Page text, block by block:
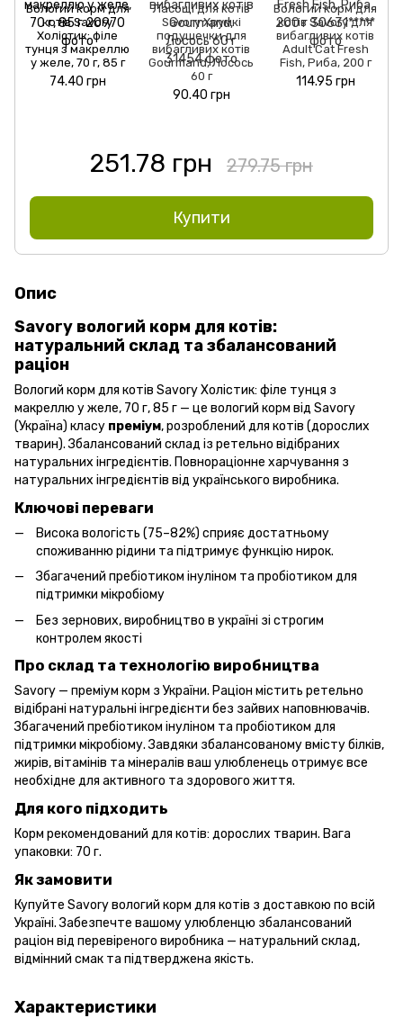
Вологий корм для
котів Savory
Холістик: філе
тунця з макреллю
у желе, 70 г, 85 г
74.40 грн
Ласощі для котів
Savory Хрумкі
подушечки для
вибагливих котів
Gourmand, Лосось
60 г
90.40 грн
Вологий корм для
котів Savory для
вибагливих котів
Adult Cat Fresh
Fish, Риба, 200 г
114.95 грн
251.78 грн 279.75 грн
Купити
Опис
Savory вологий корм для котів:
натуральний склад та збалансований
раціон
Вологий корм для котів Savory Холістик: філе тунця з
макреллю у желе, 70 г, 85 г — це вологий корм від Savory
(Україна) класу преміум, розроблений для котів (дорослих
тварин). Збалансований склад із ретельно відібраних
натуральних інгредієнтів. Повнораціонне харчування з
натуральних інгредієнтів від українського виробника.
Ключові переваги
Висока вологість (75–82%) сприяє достатньому
споживанню рідини та підтримує функцію нирок.
Збагачений пребіотиком інуліном та пробіотиком для
підтримки мікробіому
Без зернових, виробництво в україні зі строгим
контролем якості
Про склад та технологію виробництва
Savory — преміум корм з України. Раціон містить ретельно
відібрані натуральні інгредієнти без зайвих наповнювачів.
Збагачений пребіотиком інуліном та пробіотиком для
підтримки мікробіому. Завдяки збалансованому вмісту білків,
жирів, вітамінів та мінералів ваш улюбленець отримує все
необхідне для активного та здорового життя.
Для кого підходить
Корм рекомендований для котів: дорослих тварин. Вага
упаковки: 70 г.
Як замовити
Купуйте Savory вологий корм для котів з доставкою по всій
Україні. Забезпечте вашому улюбленцю збалансований
раціон від перевіреного виробника — натуральний склад,
відмінний смак та підтверджена якість.
Характеристики